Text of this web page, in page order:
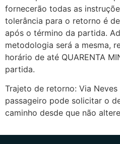
fornecerão todas as
tolerância para o retorno é
após o término da partida.
metodologia será a mesma,
horário de até QUARENTA
partida.
Trajeto de retorno: Via
passageiro pode solicitar o
caminho desde que não